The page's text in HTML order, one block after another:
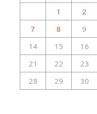
1
2
7
8 9
14
15 16
21
22 23
28
29 30